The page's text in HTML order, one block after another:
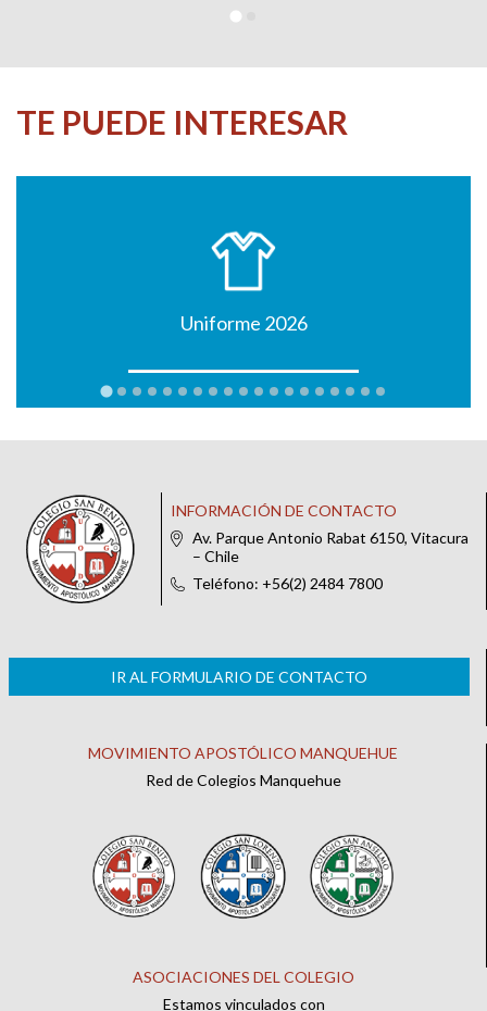
TE PUEDE INTERESAR
Uniforme 2026
INFORMACIÓN DE CONTACTO
Av. Parque Antonio Rabat 6150, Vitacura
– Chile
Teléfono: +56(2) 2484 7800
IR AL FORMULARIO DE CONTACTO
MOVIMIENTO APOSTÓLICO MANQUEHUE
Red de Colegios Manquehue
ASOCIACIONES DEL COLEGIO
Estamos vinculados con